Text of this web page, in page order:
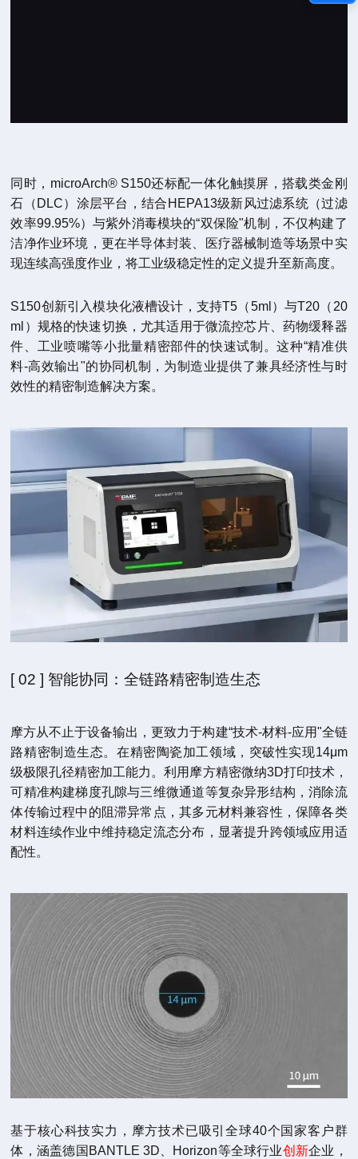
同时，microArch® S150还标配一体化触摸屏，搭载类金刚
石（DLC）涂层平台，结合HEPA13级新风过滤系统（过滤
效率99.95%）与紫外消毒模块的“双保险"机制，不仅构建了
洁净作业环境，更在半导体封装、医疗器械制造等场景中实
现连续高强度作业，将工业级稳定性的定义提升至新高度。
S150创新引入模块化液槽设计，支持T5（5ml）与T20（20
ml）规格的快速切换，尤其适用于微流控芯片、药物缓释器
件、工业喷嘴等小批量精密部件的快速试制。这种“精准供
料-高效输出"的协同机制，为制造业提供了兼具经济性与时
效性的精密制造解决方案。
[ 02 ] 智能协同：全链路精密制造生态
摩方从不止于设备输出，更致力于构建“技术-材料-应用"全链
路精密制造生态。在精密陶瓷加工领域，突破性实现14μm
级极限孔径精密加工能力。利用摩方精密微纳3D打印技术，
可精准构建梯度孔隙与三维微通道等复杂异形结构，消除流
体传输过程中的阻滞异常点，其多元材料兼容性，保障各类
材料连续作业中维持稳定流态分布，显著提升跨领域应用适
配性。
基于核心科技实力，摩方技术已吸引全球40个国家客户群
体，涵盖德国BANTLE 3D、Horizon等全球行业创新企业，